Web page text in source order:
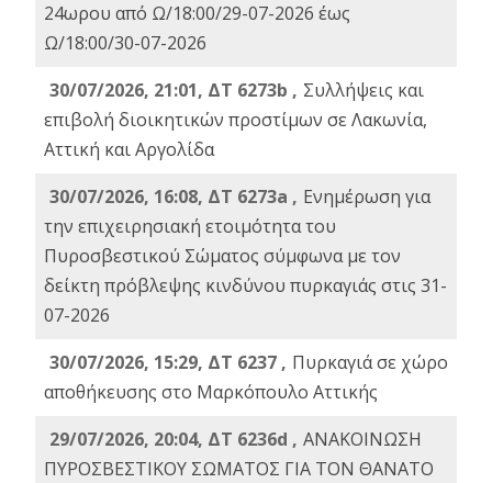
24ωρου από Ω/18:00/29-07-2026 έως
Ω/18:00/30-07-2026
30/07/2026, 21:01, ΔΤ 6273b , Συλλήψεις και
επιβολή διοικητικών προστίμων σε Λακωνία,
Αττική και Αργολίδα
30/07/2026, 16:08, ΔΤ 6273a , Ενημέρωση για
την επιχειρησιακή ετοιμότητα του
Πυροσβεστικού Σώματος σύμφωνα με τον
δείκτη πρόβλεψης κινδύνου πυρκαγιάς στις 31-
07-2026
30/07/2026, 15:29, ΔΤ 6237 , Πυρκαγιά σε χώρο
αποθήκευσης στο Μαρκόπουλο Αττικής
29/07/2026, 20:04, ΔΤ 6236d , ΑΝΑΚΟΙΝΩΣΗ
ΠΥΡΟΣΒΕΣΤΙΚΟΥ ΣΩΜΑΤΟΣ ΓΙΑ ΤΟΝ ΘΑΝΑΤΟ